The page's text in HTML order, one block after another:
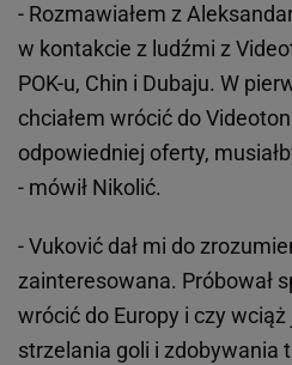
- Rozmawiałem z
w kontakcie z ludźmi z
POK-u, Chin i Dubaju. W
chciałem wrócić do
odpowiedniej oferty,
- mówił Nikolić.
- Vuković dał mi do
zainteresowana. Próbował
wrócić do Europy i czy wciąż
strzelania goli i zdobywania